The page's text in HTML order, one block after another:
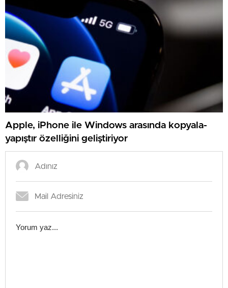
Apple, iPhone ile Windows arasında kopyala-
yapıştır özelliğini geliştiriyor